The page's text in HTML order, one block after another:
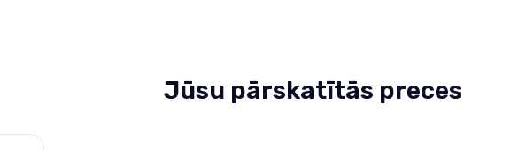
Jūsu pārskatītās preces